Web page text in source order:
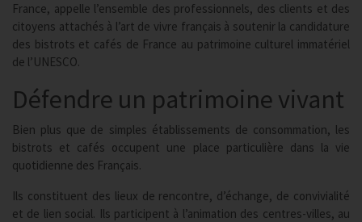
France, appelle l’ensemble des professionnels, des clients et des
citoyens attachés à l’art de vivre français à soutenir la candidature
des bistrots et cafés de France au patrimoine culturel immatériel
de l’UNESCO.
Défendre un patrimoine vivant
Bien plus que de simples établissements de consommation, les
bistrots et cafés occupent une place particulière dans la vie
quotidienne des Français.
Ils constituent des lieux de rencontre, d’échange, de convivialité
et de lien social. Ils participent à l’animation des centres-villes, au